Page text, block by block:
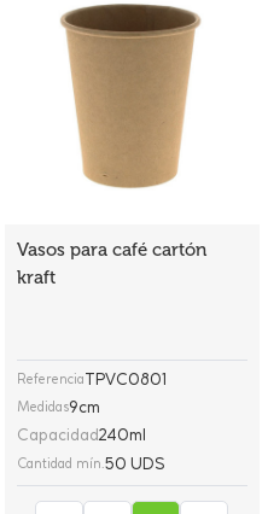
Vasos para café cartón
kraft
ReferenciaTPVC0801
Medidas9cm
Capacidad240ml
Cantidad mín.50 UDS